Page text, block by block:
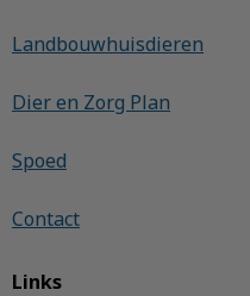
Landbouwhuisdieren
Dier en Zorg Plan
Spoed
Contact
Links